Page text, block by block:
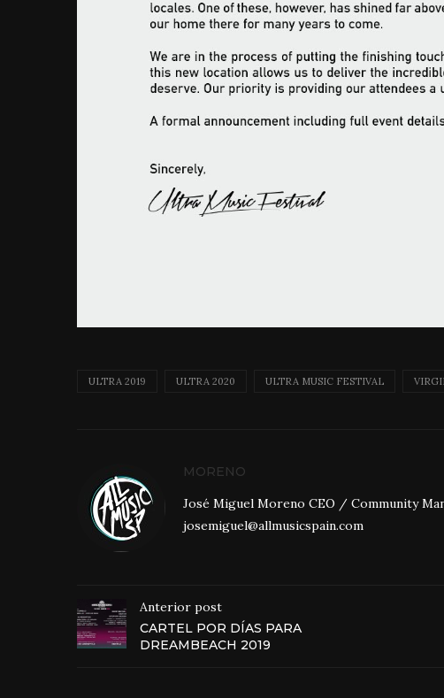
ULTRA 2019 ULTRA 2020 ULTRA MUSIC FESTIVAL
MORENO
José Miguel Moreno CEO / Community
josemiguel@allmusicspain.com
Anterior post
CARTEL POR DÍAS PARA
DREAMBEACH 2019